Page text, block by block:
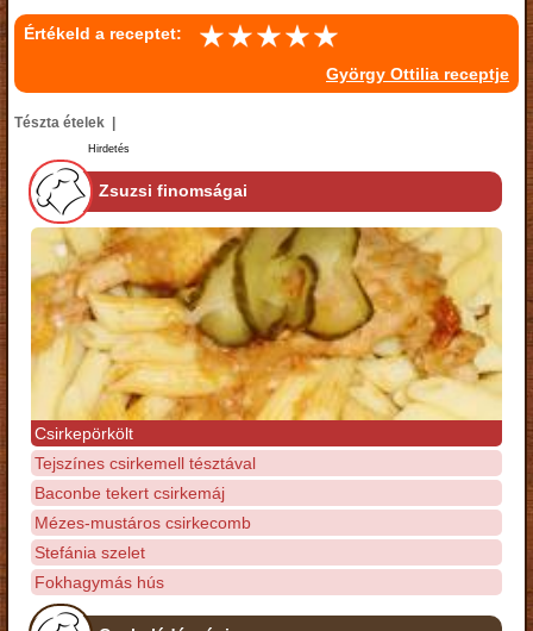
Értékeld a receptet:
György Ottilia receptje
Tészta ételek |
Hirdetés
Zsuzsi finomságai
Csirkepörkölt
Tejszínes csirkemell tésztával
Baconbe tekert csirkemáj
Mézes-mustáros csirkecomb
Stefánia szelet
Fokhagymás hús